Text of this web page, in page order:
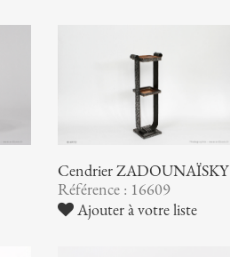
Cendrier ZADOUNAÏSKY
Référence : 16609
Ajouter à votre liste